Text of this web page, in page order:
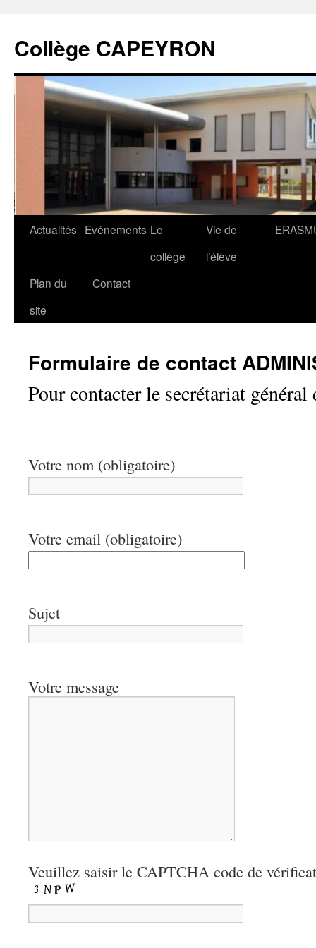
Collège CAPEYRON
Actualités Evénements Le
collège
Vie de
l’élève
Plan du
site
Contact
Formulaire de contact
Pour contacter le secrétariat
Votre nom (obligatoire)
Votre email (obligatoire)
Sujet
Votre message
Veuillez saisir le CAPTCHA code de